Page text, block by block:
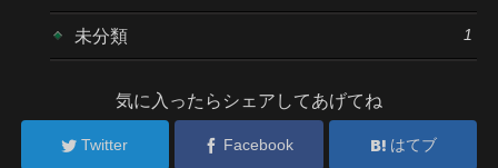
未分類 1
気に入ったらシェアしてあげてね
Twitter Facebook はてブ